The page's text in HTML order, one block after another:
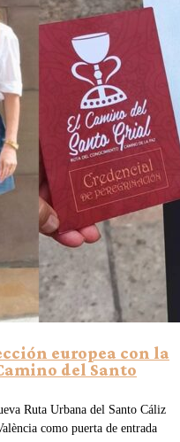
europea con la
del Santo
Ruta Urbana del Santo Cáliz
como puerta de entrada